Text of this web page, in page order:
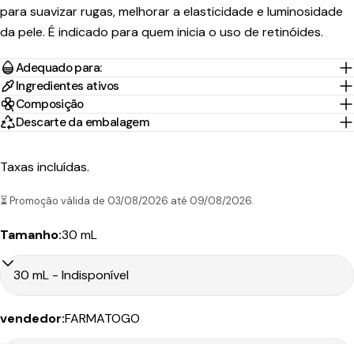
para suavizar rugas, melhorar a elasticidade e luminosidade
da pele. É indicado para quem inicia o uso de retinóides.
Adequado para:
Ingredientes ativos
Composição
Descarte da embalagem
Taxas incluídas.
⏳ Promoção válida de 03/08/2026 até 09/08/2026.
Tamanho:30 mL
vendedor:FARMATOGO
País/Região
Tempo
Grátis*
Portugal
Nacex 3,95€45.00€
Ilhas Expresso
Dias
9.90€
País/Região Transportadora